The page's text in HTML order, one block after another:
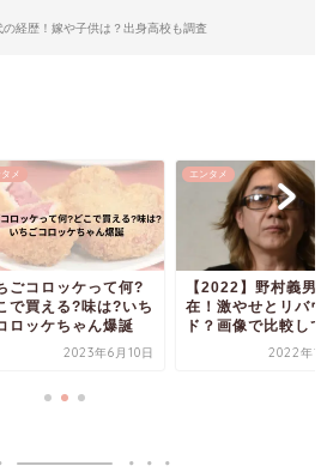
経歴！嫁や子供は？出身高校も調査
メ
】野村義男の現
激やせとリバウン
画像で比較してみた
2022年12月4日
エンタメ
阪田マリンのwiki経
大学は大阪芸大放送
科！ネオ昭和でブレ
2023年6